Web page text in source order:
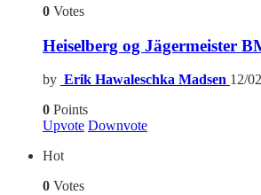
0 Votes
Heiselberg og Jägermeister
by Erik Hawaleschka Madsen 12/
0 Points
Upvote Downvote
Hot
0 Votes